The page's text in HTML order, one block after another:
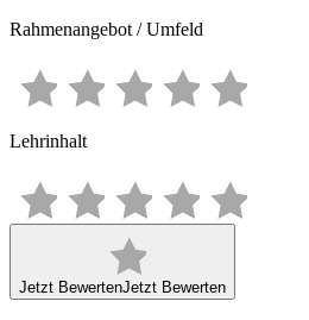
Rahmenangebot / Umfeld
Lehrinhalt
Jetzt BewertenJetzt Bewerten